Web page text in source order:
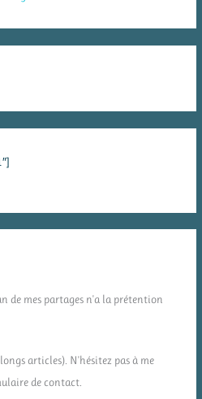
de mes partages n'a la prétention
articles). N'hésitez pas à me
de contact.